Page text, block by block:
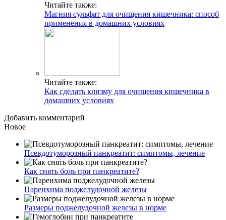
Читайте также:
Магния сульфат для очищения кишечника: способ
применения в домашних условиях
Читайте также:
Как сделать клизму для очищения кишечника в
домашних условиях
Добавить комментарий
Новое
Псевдотуморозный панкреатит: симптомы, лечение
Как снять боль при панкреатите?
Паренхима поджелудочной железы
Размеры поджелудочной железы в норме